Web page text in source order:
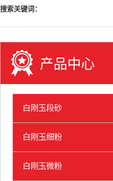
搜索关键词：
产品中心
白刚玉段砂
白刚玉细粉
白刚玉微粉